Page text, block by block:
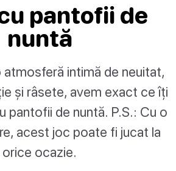
pantofii de
nuntă
atmosferă intimă de neuitat,
și râsete, avem exact ce îți
pantofii de nuntă. P.S.: Cu o
acest joc poate fi jucat la
orice ocazie.